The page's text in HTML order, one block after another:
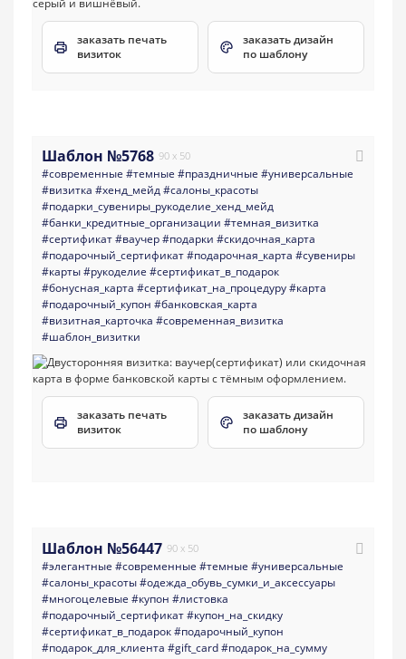
заказать печать
визиток
заказать дизайн
по шаблону
Шаблон №5768 90 x 50
#современные #темные #праздничные #универсальные
#визитка #хенд_мейд#салоны_красоты
#подарки_сувениры_рукоделие_хенд_мейд
#банки_кредитные_организации #темная_визитка
#сертификат#ваучер#подарки #скидочная_карта
#подарочный_сертификат#подарочная_карта #сувениры
#карты#рукоделие #сертификат_в_подарок
#бонусная_карта #сертификат_на_процедуру#карта
#подарочный_купон #банковская_карта
#визитная_карточка #современная_визитка
#шаблон_визитки
заказать печать
визиток
заказать дизайн
по шаблону
Шаблон №56447 90 x 50
#элегантные #современные #темные #универсальные
#салоны_красоты#одежда_обувь_сумки_и_аксессуары
#многоцелевые #купон #листовка
#подарочный_сертификат#купон_на_скидку
#сертификат_в_подарок#подарочный_купон
#подарок_для_клиента #gift_card#подарок_на_сумму